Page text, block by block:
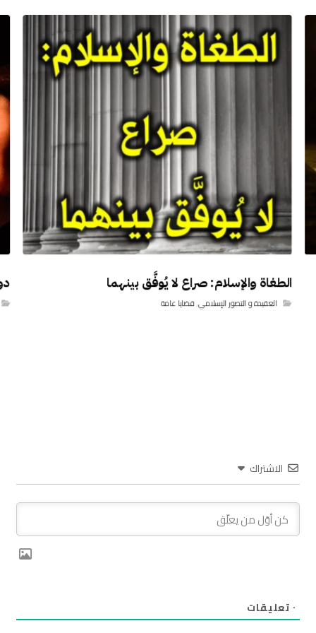
الطغاة والإسلام: صراع لا يُوفَّق بينهما
العقيدة و التصور الإسلامي,قضايا عامة
الاشتراك
٠ تعليقات